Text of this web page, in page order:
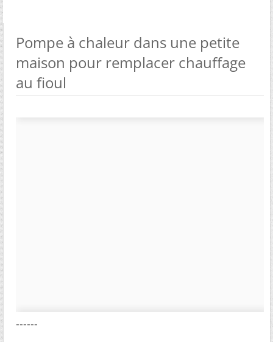
Pompe à chaleur dans une petite
maison pour remplacer chauffage
au fioul
------